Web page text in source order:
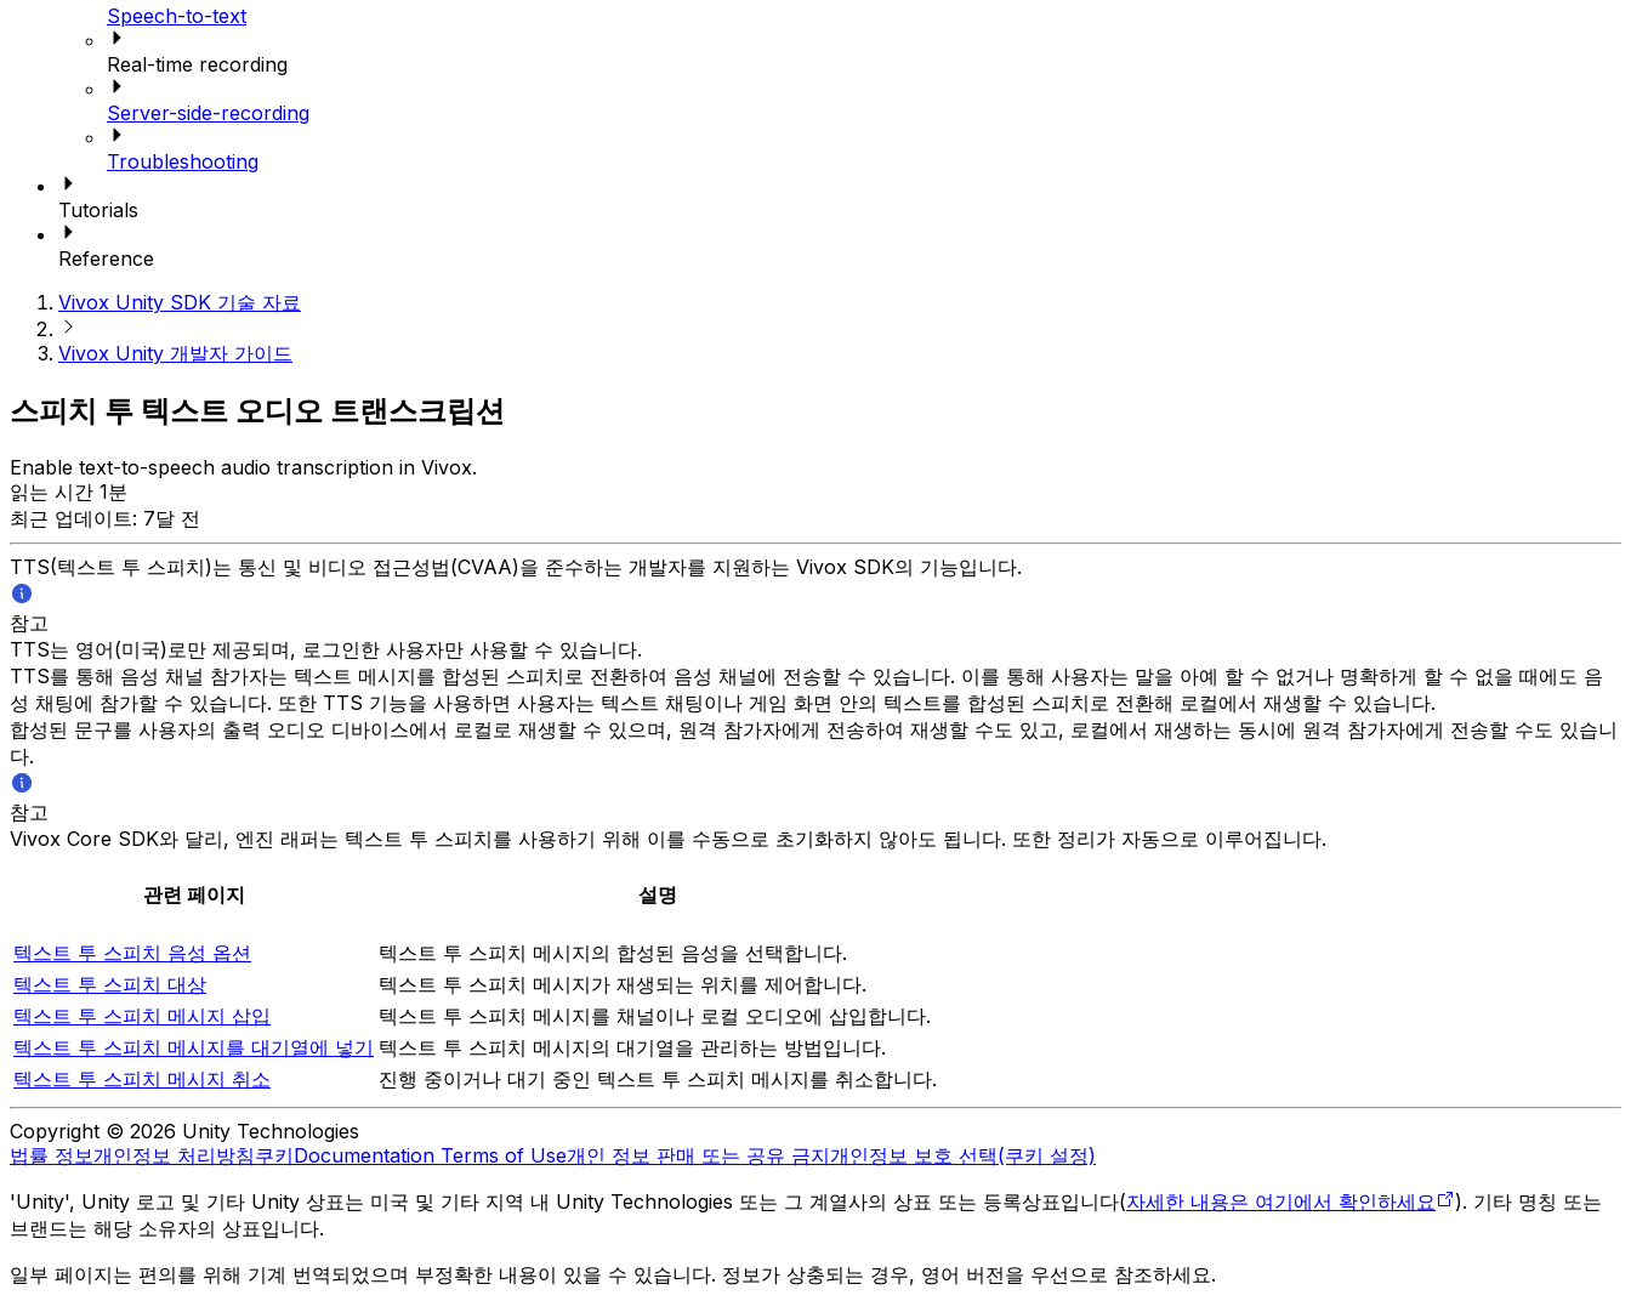
Speech-to-text
Real-time recording
Server-side-recording
Troubleshooting
Tutorials
Reference
Vivox Unity SDK 기술 자료
Vivox Unity 개발자 가이드
스피치 투 텍스트 오디오 트랜스크립션
Enable text-to-speech audio transcription in Vivox.
읽는 시간 1분
최근 업데이트: 7달 전
TTS(텍스트 투 스피치)는 통신 및 비디오 접근성법(CVAA)을 준수하는 개발자를 지원하는 Vivox SDK의 기능입니다.
참고
TTS는 영어(미국)로만 제공되며, 로그인한 사용자만 사용할 수 있습니다.
TTS를 통해 음성 채널 참가자는 텍스트 메시지를 합성된 스피치로 전환하여 음성 채널에 전송할 수 있습니다. 이를 통해 사용자는 말을 아예 할 수 없거나 명확하게 할 수 없을 때에도 음
성 채팅에 참가할 수 있습니다. 또한 TTS 기능을 사용하면 사용자는 텍스트 채팅이나 게임 화면 안의 텍스트를 합성된 스피치로 전환해 로컬에서 재생할 수 있습니다.
합성된 문구를 사용자의 출력 오디오 디바이스에서 로컬로 재생할 수 있으며, 원격 참가자에게 전송하여 재생할 수도 있고, 로컬에서 재생하는 동시에 원격 참가자에게 전송할 수도 있습니
다.
참고
Vivox Core SDK와 달리, 엔진 래퍼는 텍스트 투 스피치를 사용하기 위해 이를 수동으로 초기화하지 않아도 됩니다. 또한 정리가 자동으로 이루어집니다.
관련 페이지 설명
텍스트 투 스피치 음성 옵션
텍스트 투 스피치 메시지의 합성된 음성을 선택합니다.
텍스트 투 스피치 대상
텍스트 투 스피치 메시지가 재생되는 위치를 제어합니다.
텍스트 투 스피치 메시지 삽입
텍스트 투 스피치 메시지를 채널이나 로컬 오디오에 삽입합니다.
텍스트 투 스피치 메시지를 대기열에 넣기 텍스트 투 스피치 메시지의 대기열을 관리하는 방법입니다.
텍스트 투 스피치 메시지 취소
진행 중이거나 대기 중인 텍스트 투 스피치 메시지를 취소합니다.
Copyright © 2026 Unity Technologies
법률 정보개인정보 처리방침쿠키Documentation Terms of Use개인 정보 판매 또는 공유 금지개인정보 보호 선택(쿠키 설정)
'Unity', Unity 로고 및 기타 Unity 상표는 미국 및 기타 지역 내 Unity Technologies 또는 그 계열사의 상표 또는 등록상표입니다(자세한 내용은 여기에서 확인하세요
). 기타 명칭 또는
브랜드는 해당 소유자의 상표입니다.
일부 페이지는 편의를 위해 기계 번역되었으며 부정확한 내용이 있을 수 있습니다. 정보가 상충되는 경우, 영어 버전을 우선으로 참조하세요.